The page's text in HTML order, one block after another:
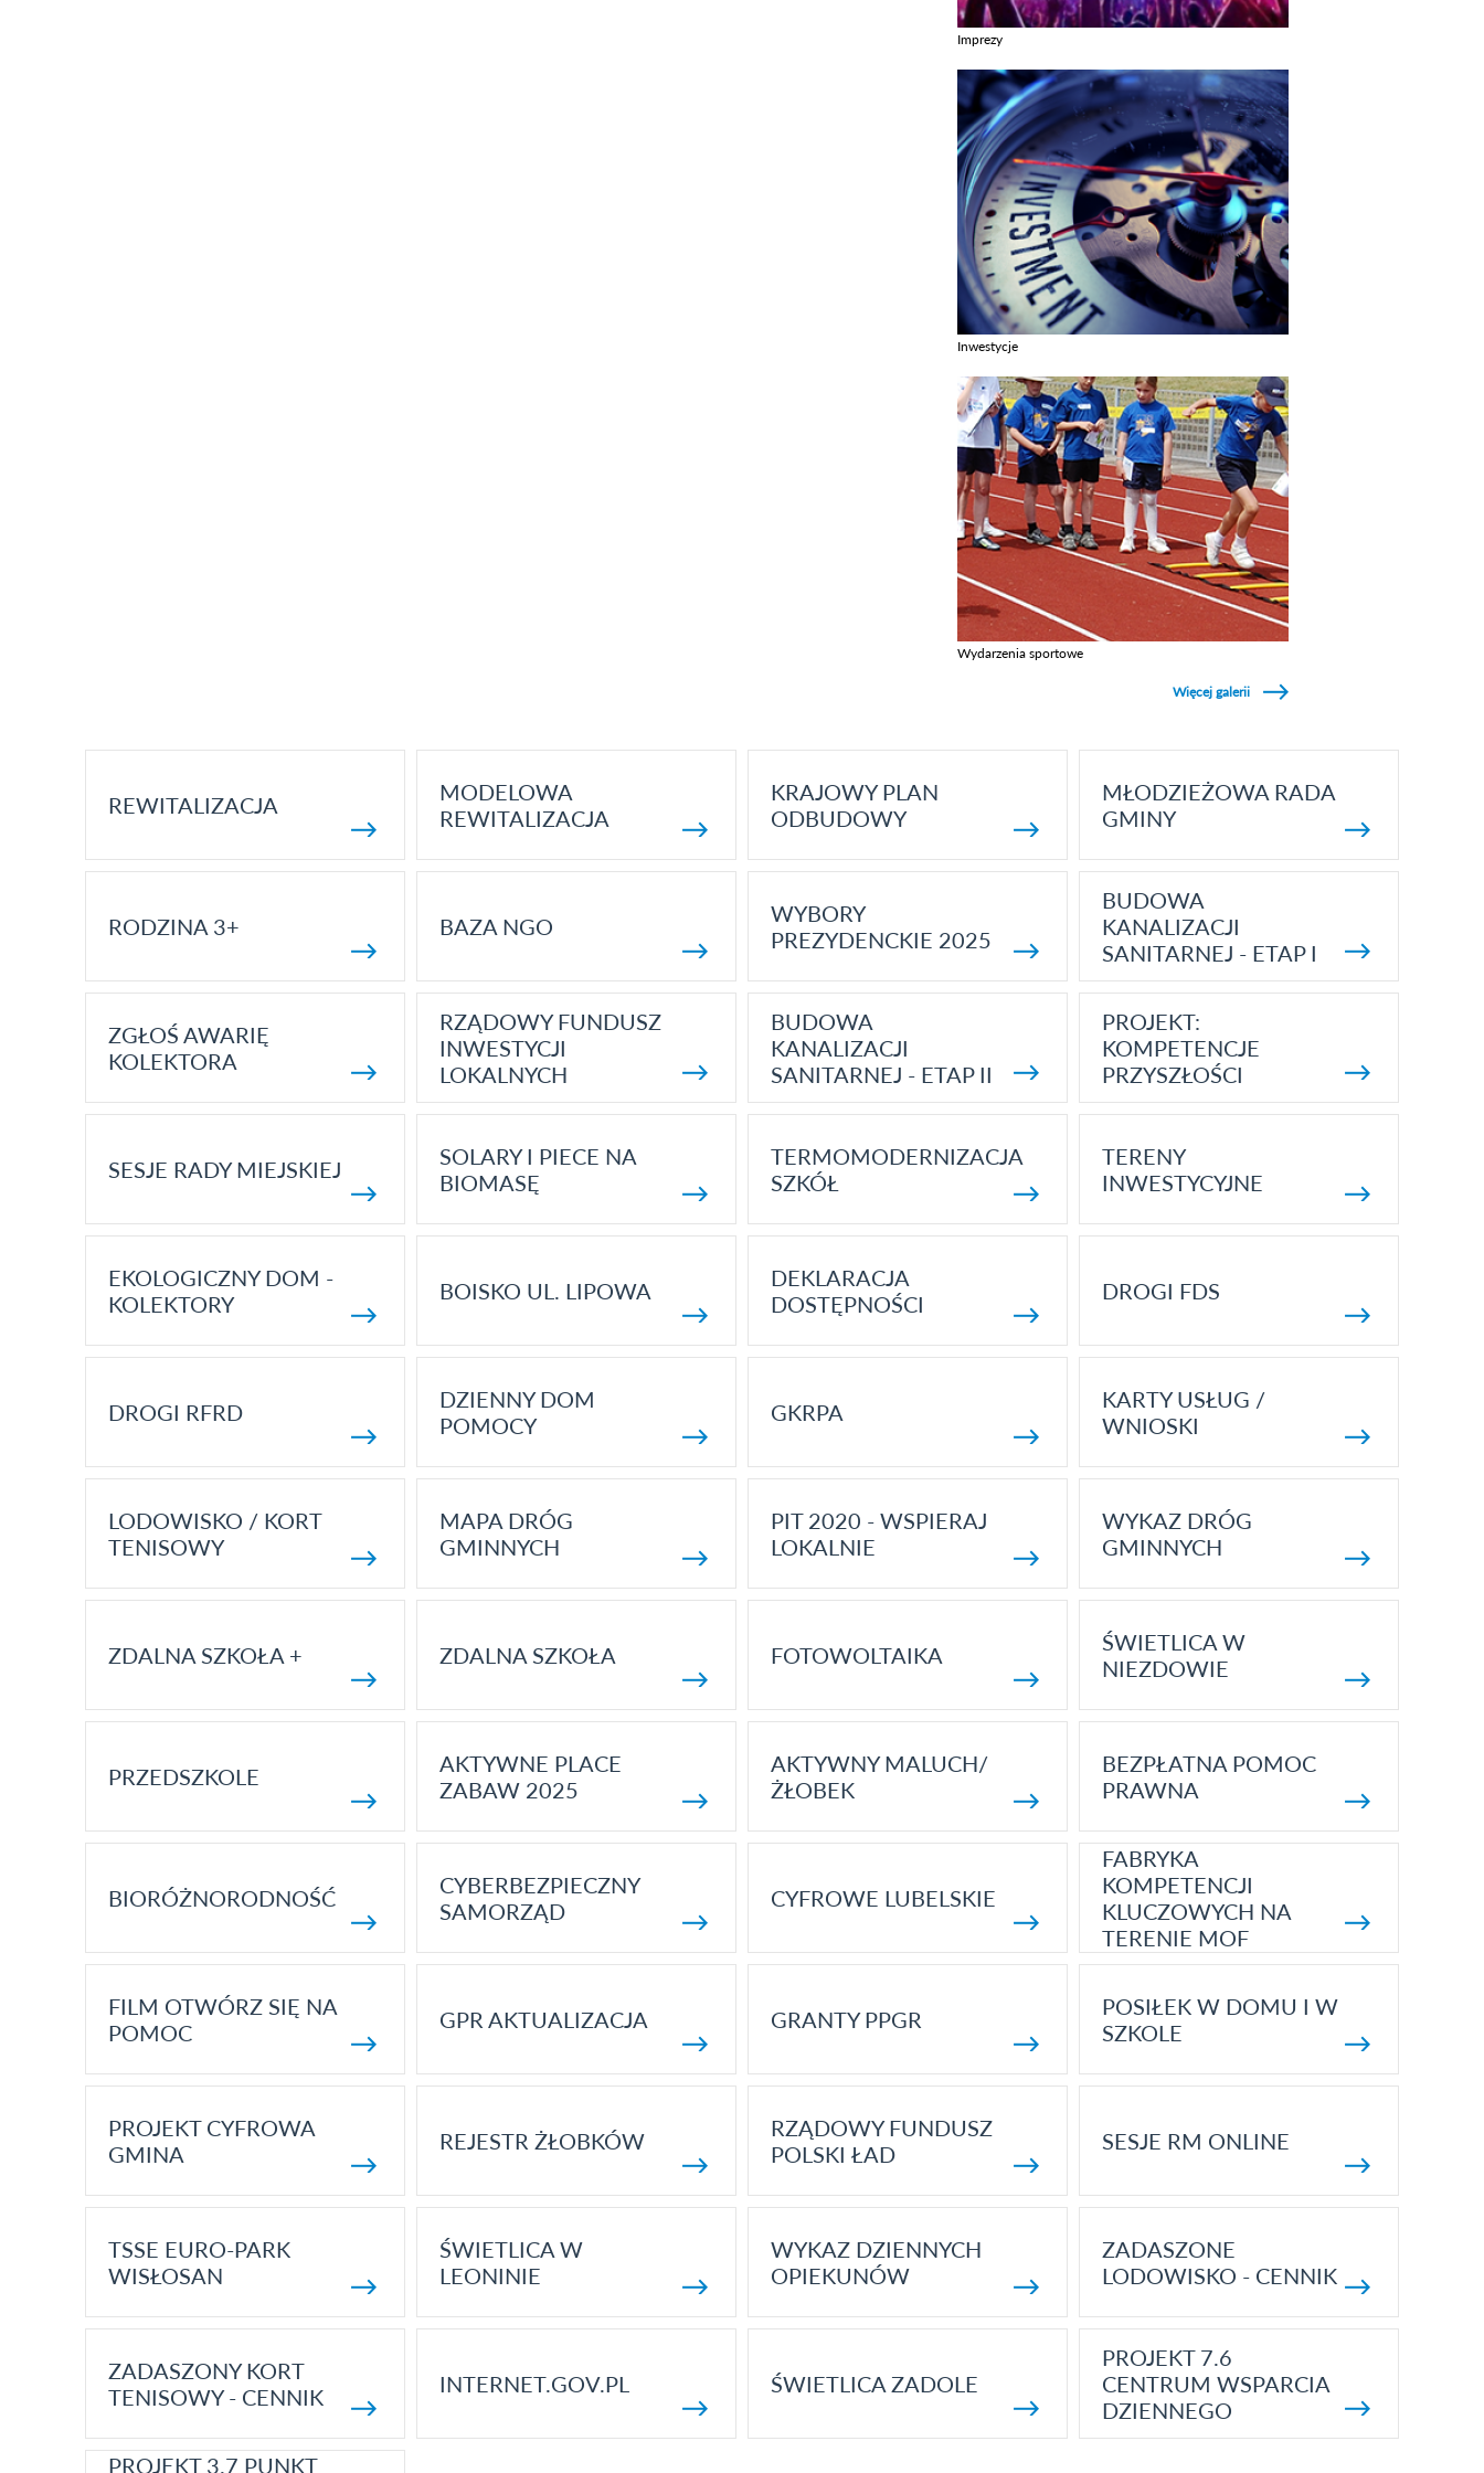
Imprezy
Inwestycje
Wydarzenia sportowe
Więcej galerii
REWITALIZACJA
MODELOWA
REWITALIZACJA
KRAJOWY PLAN
ODBUDOWY
MŁODZIEŻOWA RADA
GMINY
RODZINA 3+ BAZA NGO
WYBORY
PREZYDENCKIE 2025
BUDOWA
KANALIZACJI
SANITARNEJ - ETAP I
ZGŁOŚ AWARIĘ
KOLEKTORA
RZĄDOWY FUNDUSZ
INWESTYCJI
LOKALNYCH
BUDOWA
KANALIZACJI
SANITARNEJ - ETAP II
PROJEKT:
KOMPETENCJE
PRZYSZŁOŚCI
SESJE RADY MIEJSKIEJ
SOLARY I PIECE NA
BIOMASĘ
TERMOMODERNIZACJA
SZKÓŁ
TERENY
INWESTYCYJNE
EKOLOGICZNY DOM -
KOLEKTORY
BOISKO UL. LIPOWA
DEKLARACJA
DOSTĘPNOŚCI
DROGI FDS
DROGI RFRD
DZIENNY DOM
POMOCY
GKRPA
KARTY USŁUG /
WNIOSKI
LODOWISKO / KORT
TENISOWY
MAPA DRÓG
GMINNYCH
PIT 2020 - WSPIERAJ
LOKALNIE
WYKAZ DRÓG
GMINNYCH
ZDALNA SZKOŁA + ZDALNA SZKOŁA FOTOWOLTAIKA
ŚWIETLICA W
NIEZDOWIE
PRZEDSZKOLE
AKTYWNE PLACE
ZABAW 2025
AKTYWNY MALUCH/
ŻŁOBEK
BEZPŁATNA POMOC
PRAWNA
BIORÓŻNORODNOŚĆ
CYBERBEZPIECZNY
SAMORZĄD
CYFROWE LUBELSKIE
FABRYKA
KOMPETENCJI
KLUCZOWYCH NA
TERENIE MOF
FILM OTWÓRZ SIĘ NA
POMOC
GPR AKTUALIZACJA GRANTY PPGR
POSIŁEK W DOMU I W
SZKOLE
PROJEKT CYFROWA
GMINA
REJESTR ŻŁOBKÓW
RZĄDOWY FUNDUSZ
POLSKI ŁAD
SESJE RM ONLINE
TSSE EURO-PARK
WISŁOSAN
ŚWIETLICA W
LEONINIE
WYKAZ DZIENNYCH
OPIEKUNÓW
ZADASZONE
LODOWISKO - CENNIK
ZADASZONY KORT
TENISOWY - CENNIK
INTERNET.GOV.PL ŚWIETLICA ZADOLE
PROJEKT 7.6
CENTRUM WSPARCIA
DZIENNEGO
PROJEKT 3.7 PUNKT